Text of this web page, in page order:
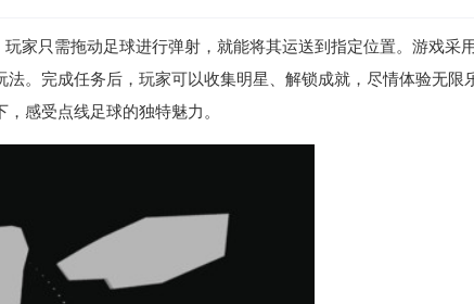
家只需拖动足球进行弹射，就能将其运送到指定位置。游戏采
。完成任务后，玩家可以收集明星、解锁成就，尽情体验无限
感受点线足球的独特魅力。